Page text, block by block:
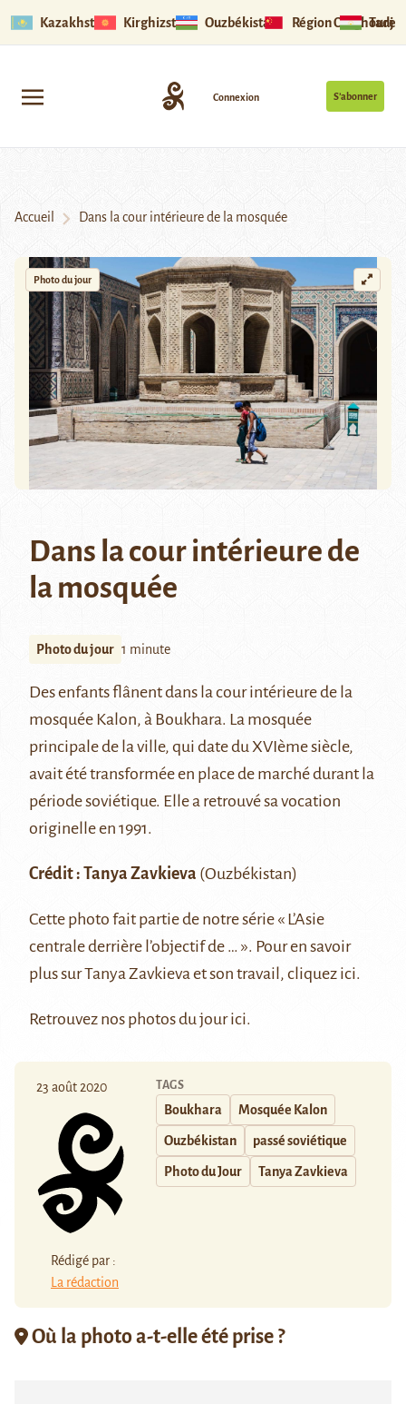
Kazakhstan Kirghizstan Ouzbékistan Région Ouïghoure
S’abonner
Connexion
Accueil Dans la cour intérieure de la mosquée
Photo du jour
Dans la cour intérieure de
la mosquée
Photo du jour 1 minute
Des enfants flânent dans la cour intérieure de la
mosquée Kalon, à Boukhara. La mosquée
principale de la ville, qui date du XVIème siècle,
avait été transformée en place de marché durant la
période soviétique. Elle a retrouvé sa vocation
originelle en 1991.
Crédit : Tanya Zavkieva (Ouzbékistan)
Cette photo fait partie de notre série « L’Asie
centrale derrière l’objectif de … ». Pour en savoir
plus sur Tanya Zavkieva et son travail, cliquez ici.
Retrouvez nos photos du jourici.
23 août 2020
Rédigé par :
La rédaction
TAGS
Boukhara Mosquée Kalon
Ouzbékistan passé soviétique
Photo du Jour Tanya Zavkieva
Où la photo a-t-elle été prise ?